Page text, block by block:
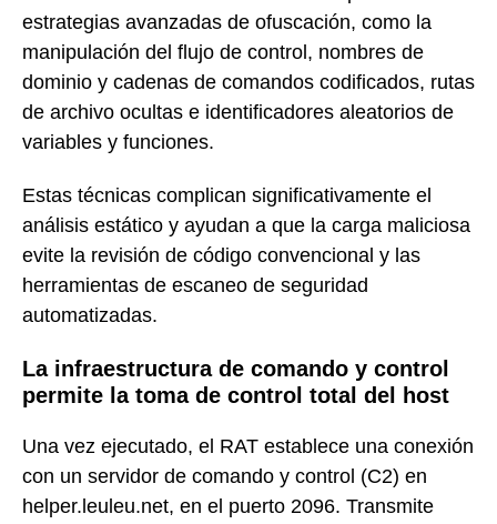
estrategias avanzadas de ofuscación, como la
manipulación del flujo de control, nombres de
dominio y cadenas de comandos codificados, rutas
de archivo ocultas e identificadores aleatorios de
variables y funciones.
Estas técnicas complican significativamente el
análisis estático y ayudan a que la carga maliciosa
evite la revisión de código convencional y las
herramientas de escaneo de seguridad
automatizadas.
La infraestructura de comando y control
permite la toma de control total del host
Una vez ejecutado, el RAT establece una conexión
con un servidor de comando y control (C2) en
helper.leuleu.net, en el puerto 2096. Transmite